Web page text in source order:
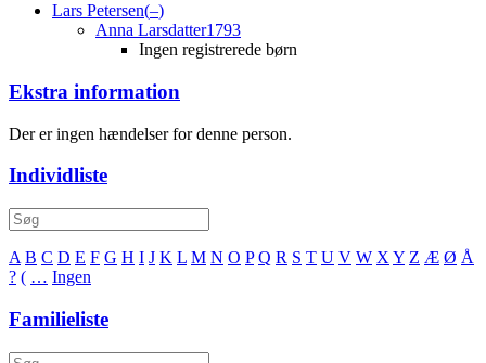
Lars Petersen(–)
Anna Larsdatter1793
Ingen registrerede børn
Ekstra information
Der er ingen hændelser for denne person.
Individliste
A B C D E F G H I J K L M N O P Q R S T U V W X Y Z Æ Ø Å
? ( … Ingen
Familieliste